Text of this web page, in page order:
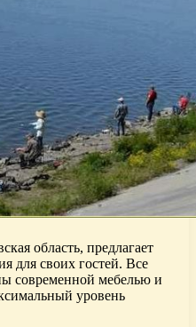
область, предлагает
для своих гостей. Все
современной мебелью и
уровень